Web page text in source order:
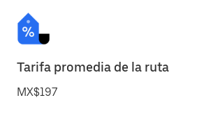
Tarifa promedia de la ruta
MX$197